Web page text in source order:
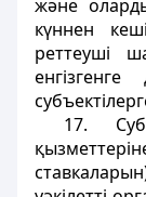
және
күннен
реттеуші
17.